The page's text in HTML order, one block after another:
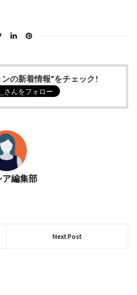
の新着情報"をチェック!
ア編集部
Next Post